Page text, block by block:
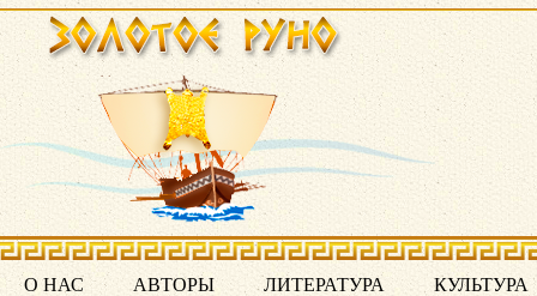
О НАС АВТОРЫ ЛИТЕРАТУРА КУЛЬТУРА